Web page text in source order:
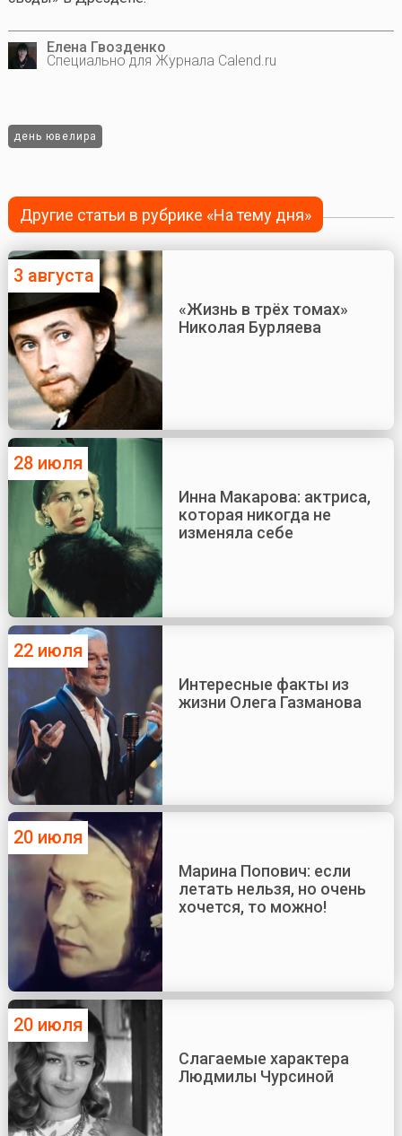
Елена Гвозденко
Специально для Журнала Calend.ru
день ювелира
Другие статьи в рубрике «На тему дня»
3 августа
«Жизнь в трёх томах»
Николая Бурляева
28 июля
Инна Макарова: актриса,
которая никогда не
изменяла себе
22 июля
Интересные факты из
жизни Олега Газманова
20 июля
Марина Попович: если
летать нельзя, но очень
хочется, то можно!
20 июля
Слагаемые характера
Людмилы Чурсиной